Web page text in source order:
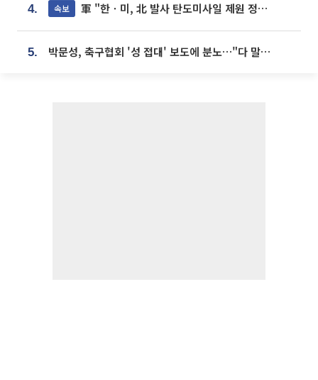
4. 속보 軍 "한ㆍ미, 北 발사 탄도미사일 제원 정밀분석 중"
5. 박문성, 축구협회 '성 접대' 보도에 분노…"다 말아먹으려고 작정했나"